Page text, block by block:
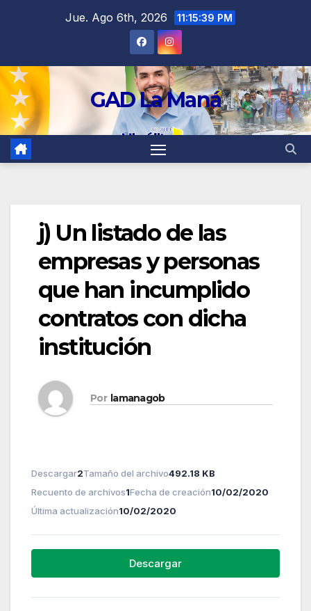
Jue. Ago 6th, 2026 11:15:39 PM
GAD La Maná
j) Un listado de las
empresas y personas
que han incumplido
contratos con dicha
institución
Por lamanagob
Descargar2Tamaño del archivo492.18 KB
Recuento de archivos1Fecha de creación10/02/2020
Última actualización10/02/2020
Descargar